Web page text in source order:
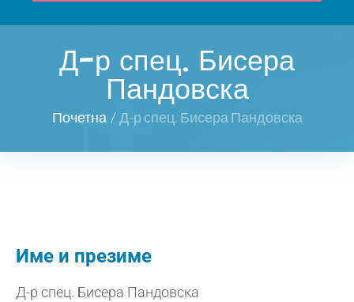
Д-р спец. Бисера
Пандовска
Почетна / Д-р спец. Бисера Пандовска
Име и презиме
Д-р спец. Бисера Пандовска